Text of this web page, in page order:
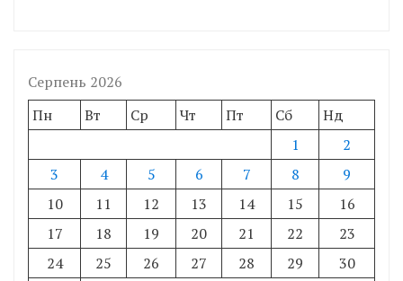
Серпень 2026
Пн
Вт Ср Чт Пт Сб
Нд
1
2
3
4 5 6 7 8
9
10
11 12 13 14 15
16
17
18 19 20 21 22
23
24
25 26 27 28 29
30